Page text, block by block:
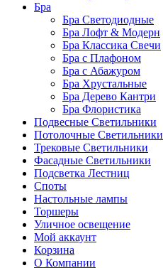
Бра
Бра Светодиодные
Бра Лофт & Модерн
Бра Классика Свечи
Бра с Плафоном
Бра с Абажуром
Бра Хрустальные
Бра Дерево Кантри
Бра Флористика
Подвесные Светильники
Потолочные Светильники
Трековые Светильники
Фасадные Светильники
Подсветка Лестниц
Споты
Настольные лампы
Торшеры
Уличное освещение
Мой аккаунт
Корзина
О Компании